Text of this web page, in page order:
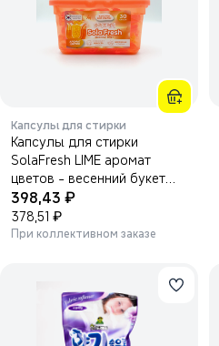
Капсулы для стирки
Капсулы для стирки
SolaFresh LIME аромат
цветов - весенний букет
30шт
398,43 ₽
378,51 ₽
При коллективном заказе